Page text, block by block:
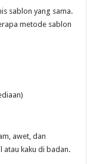
sablon yang sama.
metode sablon
awet, dan
atau kaku di badan.